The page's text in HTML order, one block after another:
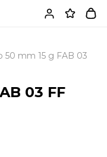
50 mm 15 g FAB 03
03 FF